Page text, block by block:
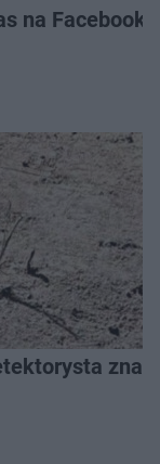
na